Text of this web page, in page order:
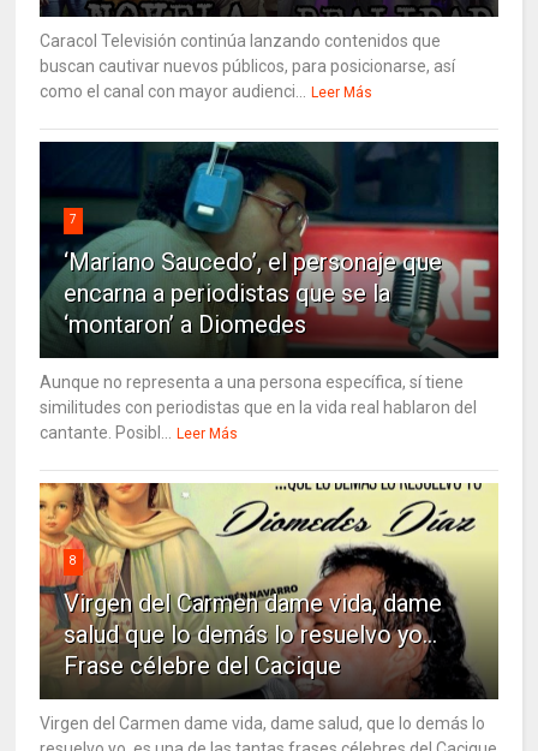
Caracol Televisión continúa lanzando contenidos que
buscan cautivar nuevos públicos, para posicionarse, así
como el canal con mayor audienci...
Leer Más
7
‘Mariano Saucedo’, el personaje que
encarna a periodistas que se la
‘montaron’ a Diomedes
Aunque no representa a una persona específica, sí tiene
similitudes con periodistas que en la vida real hablaron del
cantante. Posibl...
Leer Más
8
Virgen del Carmen dame vida, dame
salud que lo demás lo resuelvo yo…
Frase célebre del Cacique
Virgen del Carmen dame vida, dame salud, que lo demás lo